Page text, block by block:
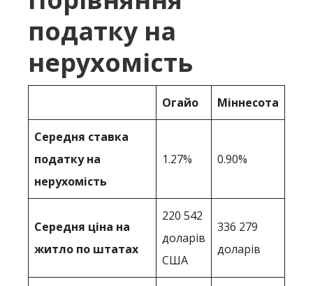
податку на
нерухомість
Огайо Міннесота
Середня ставка
податку на
нерухомість
1.27% 0.90%
Середня ціна на
житло по штатах
220 542
доларів
США
336 279
доларів